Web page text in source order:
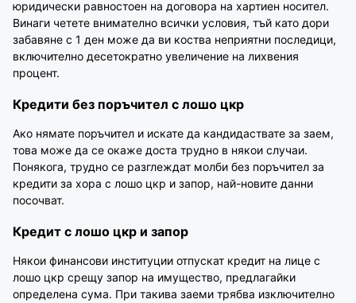
юридически равностоен на договора на хартиен носител.
Винаги четете внимателно всички условия, тъй като дори
забавяне с 1 ден може да ви коства неприятни последици,
включително десетократно увеличение на лихвения
процент.
Кредити без поръчител с лошо цкр
Ако нямате поръчител и искате да кандидаствате за заем,
това може да се окаже доста трудно в някои случаи.
Понякога, трудно се разглеждат молби без поръчител за
кредити за хора с лошо цкр и запор, най-новите данни
посочват.
Кредит с лошо цкр и запор
Някои финансови институции отпускат кредит на лице с
лошо цкр срещу запор на имущество, предлагайки
определена сума. При такива заеми трябва изключително